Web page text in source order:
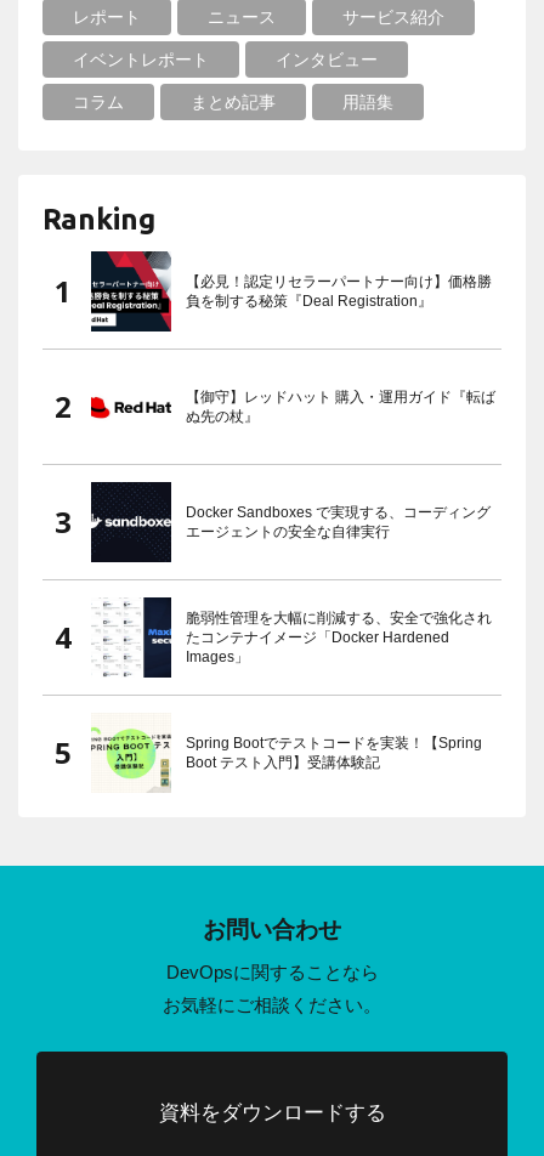
レポート ニュース サービス紹介
イベントレポート インタビュー
コラム まとめ記事 用語集
Ranking
【必見！認定リセラーパートナー向け】価格勝
負を制する秘策『Deal Registration』
【御守】レッドハット 購入・運用ガイド『転ば
ぬ先の杖』
Docker Sandboxes で実現する、コーディング
エージェントの安全な自律実行
脆弱性管理を大幅に削減する、安全で強化され
たコンテナイメージ「Docker Hardened
Images」
Spring Bootでテストコードを実装！【Spring
Boot テスト入門】受講体験記
お問い合わせ
DevOpsに関することなら
お気軽にご相談ください。
資料をダウンロードする